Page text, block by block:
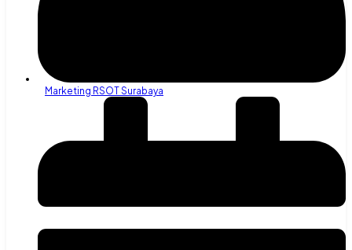
Marketing RSOT Surabaya